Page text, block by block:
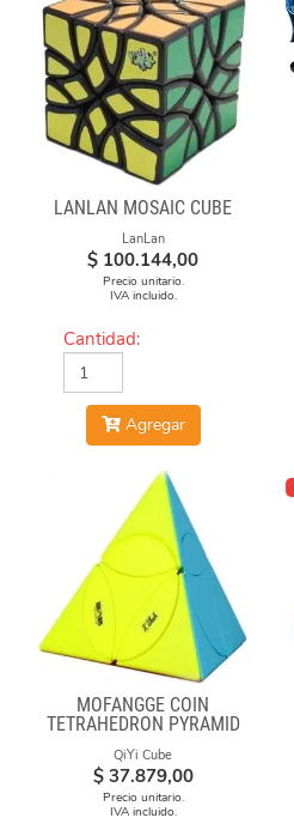
LANLAN MOSAIC CUBE
LanLan
$ 100.144,00
Precio unitario.
IVA incluido.
Cantidad:
Agregar
MOFANGGE COIN
TETRAHEDRON PYRAMID
STICKERLESS
QiYi Cube
$ 37.879,00
Precio unitario.
IVA incluido.